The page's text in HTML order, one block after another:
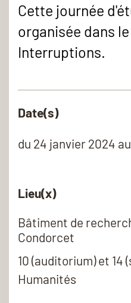
Cette journée
organisée dans
Interruptions.
Date(s)
du 24 janvier 2024
Lieu(x)
Bâtiment de
Condorcet
10 (auditorium) et 14
Humanités